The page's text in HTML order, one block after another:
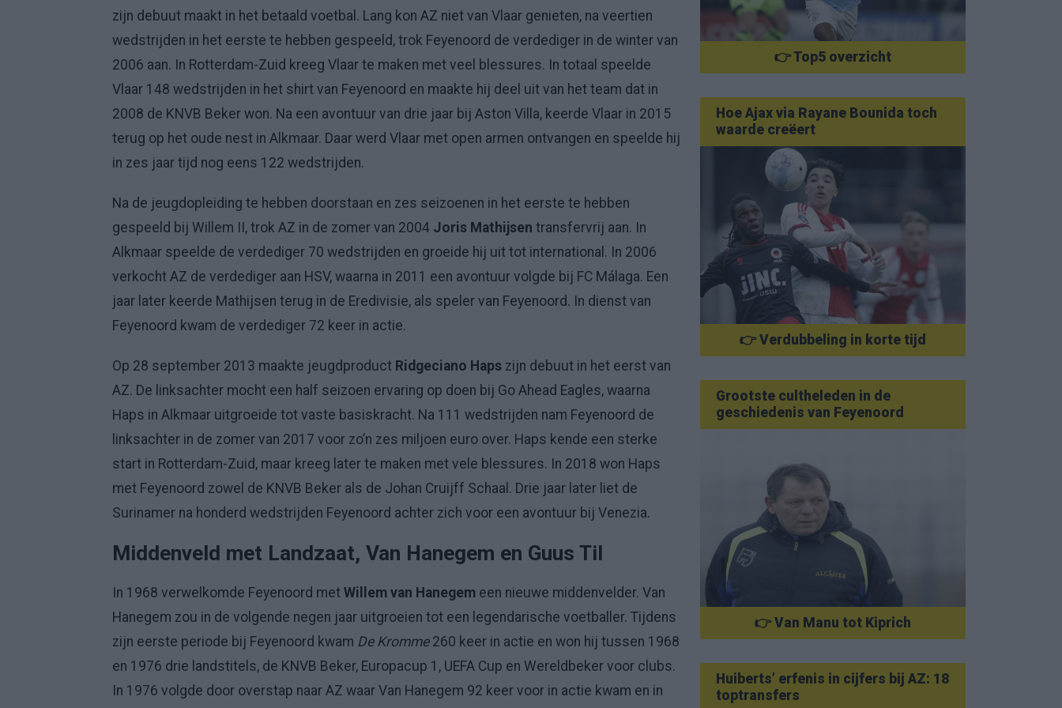
zijn debuut maakt in het betaald voetbal. Lang kon AZ niet van Vlaar genieten, na veertien
wedstrijden in het eerste te hebben gespeeld, trok Feyenoord de verdediger in de winter van
2006 aan. In Rotterdam-Zuid kreeg Vlaar te maken met veel blessures. In totaal speelde
Vlaar 148 wedstrijden in het shirt van Feyenoord en maakte hij deel uit van het team dat in
2008 de KNVB Beker won. Na een avontuur van drie jaar bij Aston Villa, keerde Vlaar in 2015
terug op het oude nest in Alkmaar. Daar werd Vlaar met open armen ontvangen en speelde hij
in zes jaar tijd nog eens 122 wedstrijden.
Na de jeugdopleiding te hebben doorstaan en zes seizoenen in het eerste te hebben
gespeeld bij Willem II, trok AZ in de zomer van 2004 Joris Mathijsen transfervrij aan. In
Alkmaar speelde de verdediger 70 wedstrijden en groeide hij uit tot international. In 2006
verkocht AZ de verdediger aan HSV, waarna in 2011 een avontuur volgde bij FC Málaga. Een
jaar later keerde Mathijsen terug in de Eredivisie, als speler van Feyenoord. In dienst van
Feyenoord kwam de verdediger 72 keer in actie.
Op 28 september 2013 maakte jeugdproduct Ridgeciano Haps zijn debuut in het eerst van
AZ. De linksachter mocht een half seizoen ervaring op doen bij Go Ahead Eagles, waarna
Haps in Alkmaar uitgroeide tot vaste basiskracht. Na 111 wedstrijden nam Feyenoord de
linksachter in de zomer van 2017 voor zo’n zes miljoen euro over. Haps kende een sterke
start in Rotterdam-Zuid, maar kreeg later te maken met vele blessures. In 2018 won Haps
met Feyenoord zowel de KNVB Beker als de Johan Cruijff Schaal. Drie jaar later liet de
Surinamer na honderd wedstrijden Feyenoord achter zich voor een avontuur bij Venezia.
Middenveld met Landzaat, Van Hanegem en Guus Til
In 1968 verwelkomde Feyenoord met Willem van Hanegem een nieuwe middenvelder. Van
Hanegem zou in de volgende negen jaar uitgroeien tot een legendarische voetballer. Tijdens
zijn eerste periode bij Feyenoord kwam De Kromme260 keer in actie en won hij tussen 1968
en 1976 drie landstitels, de KNVB Beker, Europacup 1, UEFA Cup en Wereldbeker voor clubs.
In 1976 volgde door overstap naar AZ waar Van Hanegem 92 keer voor in actie kwam en in
👉 Top5 overzicht
Hoe Ajax via Rayane Bounida toch
waarde creëert
👉 Verdubbeling in korte tijd
Grootste cultheleden in de
geschiedenis van Feyenoord
👉 Van Manu tot Kiprich
Huiberts’ erfenis in cijfers bij AZ: 18
toptransfers